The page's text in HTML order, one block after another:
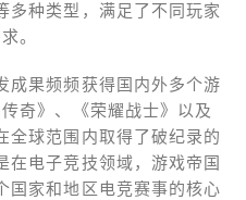
多种类型，满足了不同玩家
。
成果频频获得国内外多个游
奇》、《荣耀战士》以及
全球范围内取得了破纪录的
在电子竞技领域，游戏帝国
国家和地区电竞赛事的核心